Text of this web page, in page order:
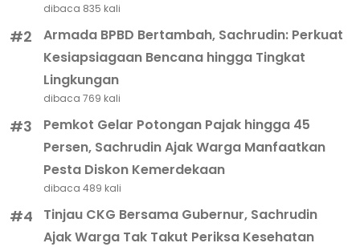
dibaca 835 kali
#2
Armada BPBD Bertambah, Sachrudin: Perkuat
Kesiapsiagaan Bencana hingga Tingkat
Lingkungan
dibaca 769 kali
#3
Pemkot Gelar Potongan Pajak hingga 45
Persen, Sachrudin Ajak Warga Manfaatkan
Pesta Diskon Kemerdekaan
dibaca 489 kali
#4
Tinjau CKG Bersama Gubernur, Sachrudin
Ajak Warga Tak Takut Periksa Kesehatan